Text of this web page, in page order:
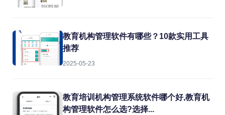
教育机构管理软件有哪些？10款实用工具
推荐
2025-05-23
教育培训机构管理系统软件哪个好,教育机
构管理软件怎么选?选择...